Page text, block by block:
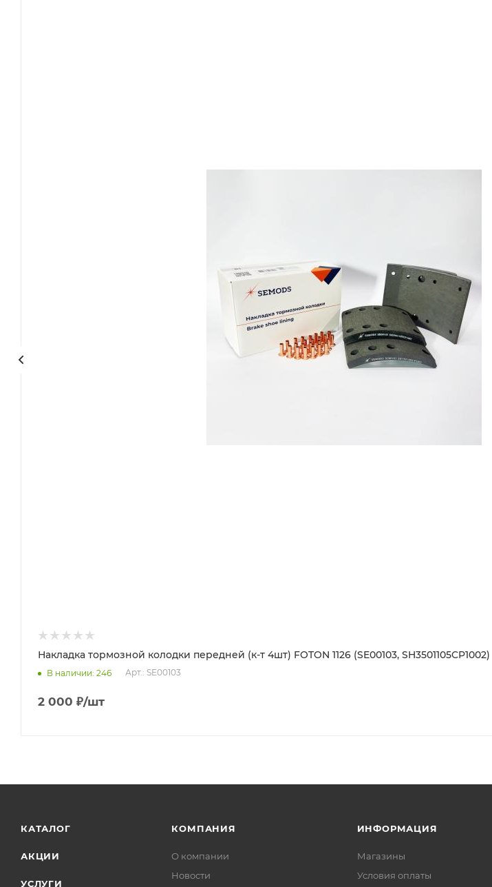
Накладка тормозной колодки передней (к-т 4шт) FOTON 1126 (SE00103, SH3501105CP1002)
В наличии: 246 Арт.: SE00103
2 000 ₽/шт
КАТАЛОГ
АКЦИИ
УСЛУГИ
КОМПАНИЯ
О компании
Новости
ИНФОРМАЦИЯ
Магазины
Условия оплаты